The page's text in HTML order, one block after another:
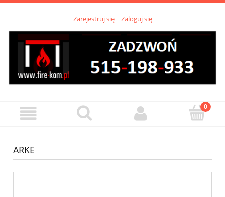
Zarejestruj się Zaloguj się
ARKE